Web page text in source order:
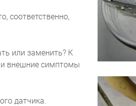
соответственно,
или заменить? К
и внешние симптомы
датчика.